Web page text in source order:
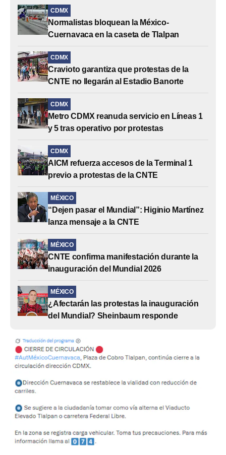
CDMX
Normalistas bloquean la México-
Cuernavaca en la caseta de Tlalpan
CDMX
Cravioto garantiza que protestas de la
CNTE no llegarán al Estadio Banorte
CDMX
Metro CDMX reanuda servicio en Líneas 1
y 5 tras operativo por protestas
CDMX
AICM refuerza accesos de la Terminal 1
previo a protestas de la CNTE
MÉXICO
“Dejen pasar el Mundial”: Higinio Martínez
lanza mensaje a la CNTE
MÉXICO
CNTE confirma manifestación durante la
inauguración del Mundial 2026
MÉXICO
¿Afectarán las protestas la inauguración
del Mundial? Sheinbaum responde